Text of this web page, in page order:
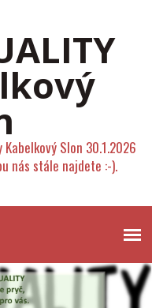
Kabelkový Slon 30.1.2026
nás stále najdete :-).